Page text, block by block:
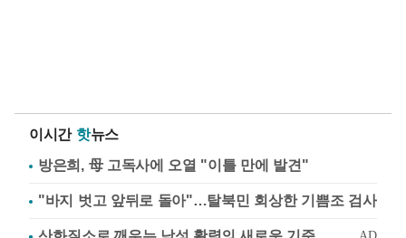
이시간 핫뉴스
방은희, 母 고독사에 오열 "이틀 만에 발견"
"바지 벗고 앞뒤로 돌아"…탈북민 회상한 기쁨조 검사